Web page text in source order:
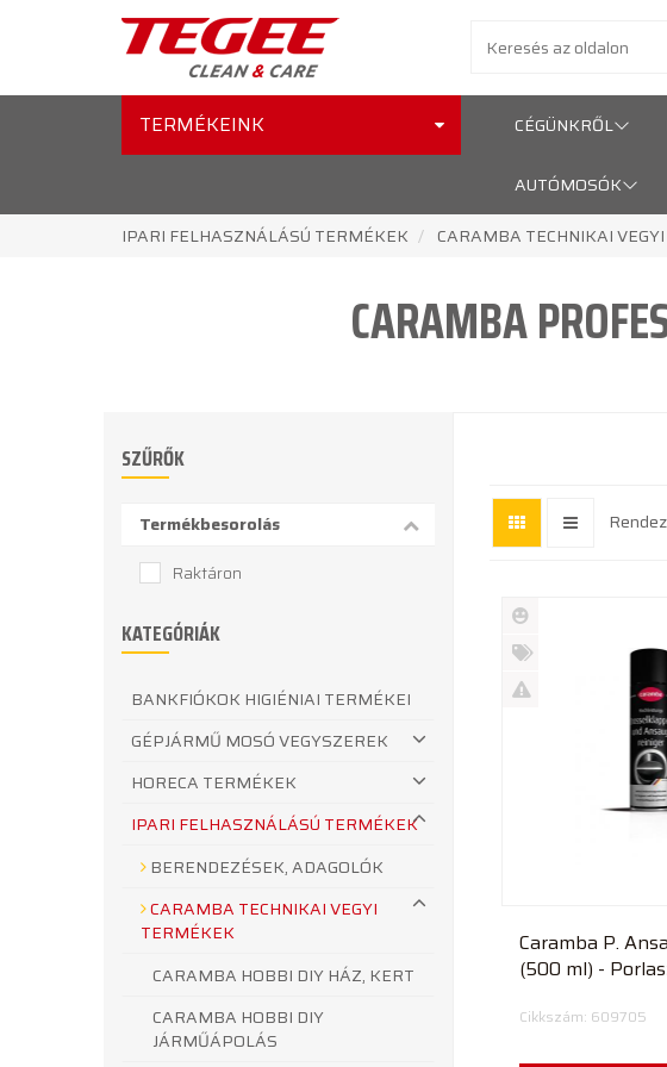
TERMÉKEINK CÉGÜNKRŐL
AUTÓMOSÓK
IPARI FELHASZNÁLÁSÚ TERMÉKEK
CARAMBA TECHNIKAI
CARAMBA
SZŰRŐK
Termékbesorolás
Raktáron
KATEGÓRIÁK
BANKFIÓKOK HIGIÉNIAI TERMÉKEI
GÉPJÁRMŰ MOSÓ VEGYSZEREK
HORECA TERMÉKEK
IPARI FELHASZNÁLÁSÚ TERMÉKEK
BERENDEZÉSEK, ADAGOLÓK
CARAMBA TECHNIKAI VEGYI
TERMÉKEK
CARAMBA HOBBI DIY HÁZ, KERT
CARAMBA HOBBI DIY
JÁRMŰÁPOLÁS
Új
termék
%
Caramba P.
(500 ml) -
Cikkszám: 609705